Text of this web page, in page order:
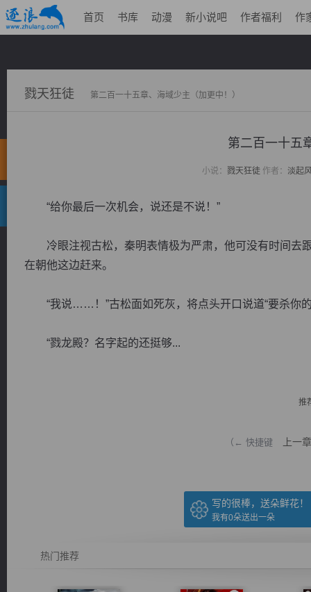
首页 书库 动漫 新小说吧 作者福利 作
戮天狂徒 第二百一十五章、海域少主（加更中！）
第二百一十五
小说： 戮天狂徒作者： 淡起
“给你最后一次机会，说还是不说！”
冷眼注视古松，秦明表情极为严肃，他可没有时间去
在朝他这边赶来。
“我说……！”古松面如死灰，将点头开口说道“要杀你的
“戮龙殿？名字起的还挺够...
推
（← 快捷键 上一章
写的很棒，送朵鲜花！
我有0朵送出一朵
热门推荐